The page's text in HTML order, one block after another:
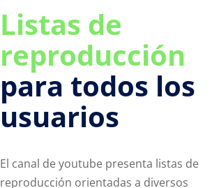
Listas de
reproducción
para todos los
usuarios
El canal de youtube presenta listas de
reproducción orientadas a diversos